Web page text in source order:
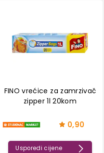
FINO vrećice za zamrzivač
zipper 1l 20kom
0,90
Usporedi cijene